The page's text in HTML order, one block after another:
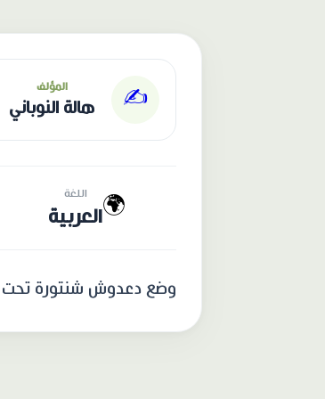
✍️ المؤلف
هالة النوباني
🌍 اللغة
العربية
وضع دعدوش شنتورة تحت